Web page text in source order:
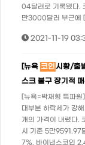
04달러로 기록됐다.
만3000달러 부근에
2021-11-19
[뉴욕 코인시황/출
스크 불구 장기적 매
[뉴욕=박재형 특파원
대부분 하락세가 강
개의 가격이 내렸다.
시 기준 5만9591.97
7%, 바이낸스코인